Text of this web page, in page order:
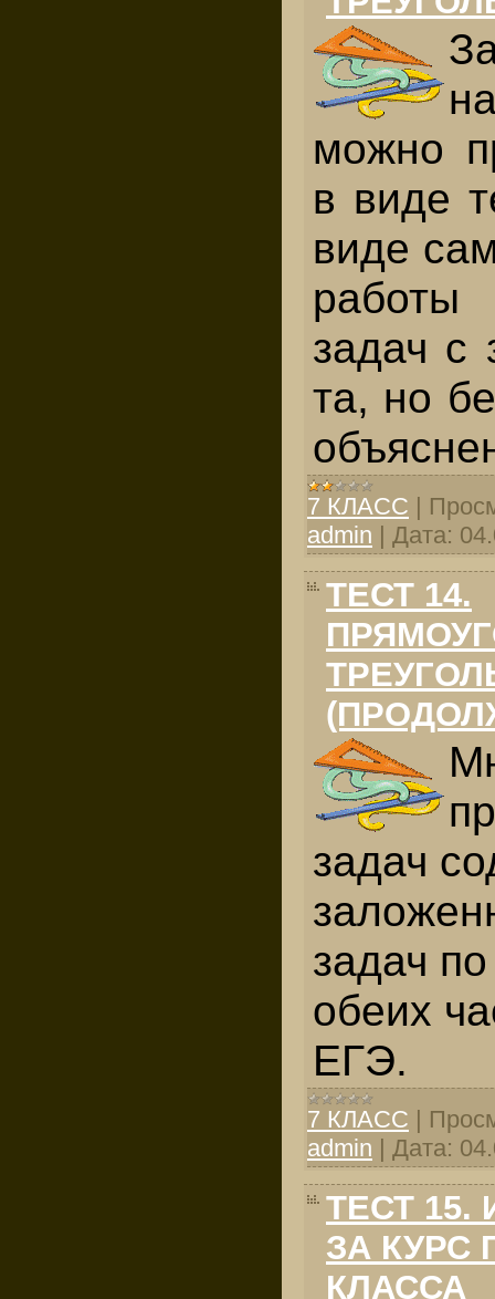
можно
в виде
виде
работы
задач с
та, но
7 КЛАСС |
admin | Дата:
ТЕСТ 14.
задач
задач
обеих
ЕГЭ.
7 КЛАСС |
admin | Дата:
ТЕСТ
ЗА КУРС
КЛАССА